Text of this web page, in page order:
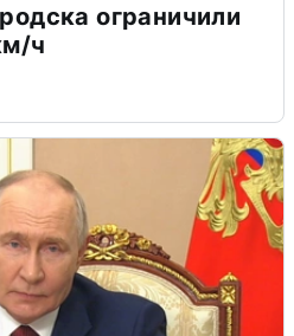
ограничили
ч